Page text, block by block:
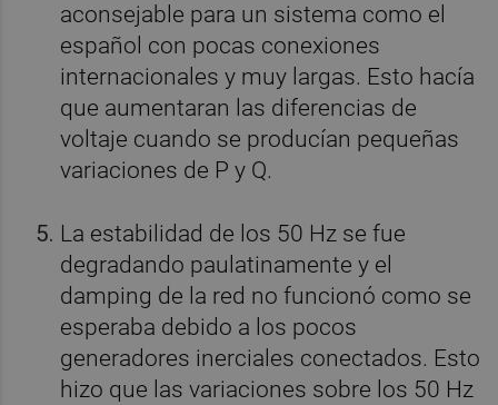
aconsejable para un sistema como el
español con pocas conexiones
internacionales y muy largas. Esto hacía
que aumentaran las diferencias de
voltaje cuando se producían pequeñas
variaciones de P y Q.
La estabilidad de los 50 Hz se fue
degradando paulatinamente y el
damping de la red no funcionó como se
esperaba debido a los pocos
generadores inerciales conectados. Esto
hizo que las variaciones sobre los 50 Hz